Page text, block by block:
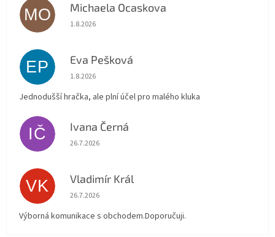
MO Michaela Ocaskova
Hodnocení obchodu je 5 z 5 hvězdiček.
1.8.2026
EP Eva Pešková
Hodnocení obchodu je 5 z 5 hvězdiček.
1.8.2026
Jednodušší hračka, ale plní účel pro malého kluka
IČ Ivana Černá
Hodnocení obchodu je 5 z 5 hvězdiček.
26.7.2026
VK Vladimír Král
Hodnocení obchodu je 5 z 5 hvězdiček.
26.7.2026
Výborná komunikace s obchodem.Doporučuji.